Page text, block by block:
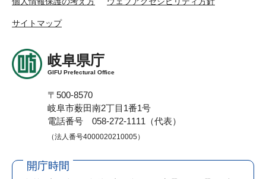
サイトマップ
岐阜県庁
GIFU Prefectural Office
〒500-8570
岐阜市薮田南2丁目1番1号
電話番号 058-272-1111（代表）
（法人番号4000020210005）
開庁時間